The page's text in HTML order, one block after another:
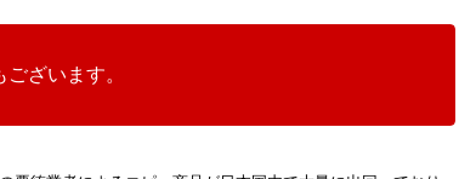
ざいます。